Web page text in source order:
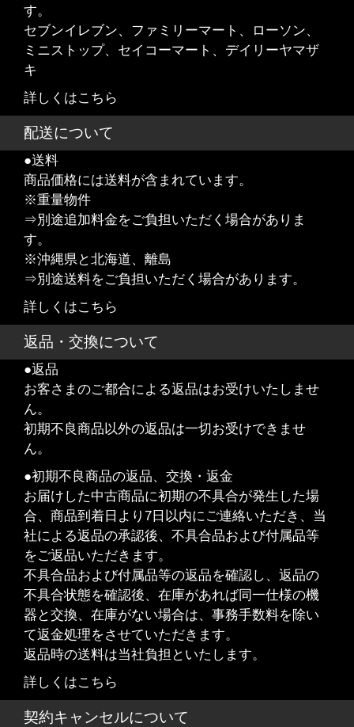
す。
セブンイレブン、ファミリーマート、ローソン、
ミニストップ、セイコーマート、デイリーヤマザ
キ
詳しくはこちら
配送について
●送料
商品価格には送料が含まれています。
※重量物件
⇒別途追加料金をご負担いただく場合がありま
す。
※沖縄県と北海道、離島
⇒別途送料をご負担いただく場合があります。
詳しくはこちら
返品・交換について
●返品
お客さまのご都合による返品はお受けいたしませ
ん。
初期不良商品以外の返品は一切お受けできませ
ん。
●初期不良商品の返品、交換・返金
お届けした中古商品に初期の不具合が発生した場
合、商品到着日より7日以内にご連絡いただき、当
社による返品の承認後、不具合品および付属品等
をご返品いただきます。
不具合品および付属品等の返品を確認し、返品の
不具合状態を確認後、在庫があれば同一仕様の機
器と交換、在庫がない場合は、事務手数料を除い
て返金処理をさせていただきます。
返品時の送料は当社負担といたします。
詳しくはこちら
契約キャンセルについて